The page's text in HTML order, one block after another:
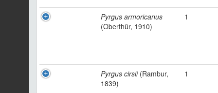
Pyrgus armoricanus
(Oberthür, 1910)
1
Pyrgus cirsii(Rambur,
1839)
1